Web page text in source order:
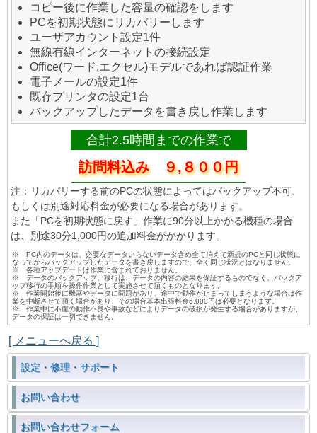
コピー後に作業した容量の確認をします
PCを初期状態にリカバリーします
ユーザアカウント設定1件
無線有線インターネットの接続設定
Office(ワード,エクセル)モデルであれば認証作業
電子メールの設定1件
既存プリンタの設定1台
バックアップしたデータを書き戻し作業します
合計2.5時間までの作業で
訪問料込み ９,８００円
注：リカバリーする前のPCの状態によってはバックアップ不可、
もしくは別途対応料金が必要になる場合があります。
また「PCを初期状態に戻す」作業に90分以上かかる機種の場合
は、別途30分1,000円の追加料金がかかります。
※ PC内のデータは、必要なデータいらないデータ含め全て消えて新規のPCと同じ状態に
なってからバックアップしたデータを書き戻しますので、全く同じ状況とはなりません。
※ 各種アップデートは作業に含まれておりません。
※ データのバックアップ、移行は、データの内容の結果を保証するものでなく、バックア
ップ移行の手順を操作作業として実施させて頂くものとなります。
※ 作業開始後に機器やデータに問題があり、途中で動作が止まってしまうような場合は作
業を中断させて頂く場合があり、その場合基本出張料金6,000円は必要となります。
※ 作業中に不慮の動作不良や事故などによりデータの破損が発生する場合がありますが、
データの保証は一切できません。
[ メニューへ戻る ]
設定・修理・サポート
お問い合わせ
お問い合わせフォーム